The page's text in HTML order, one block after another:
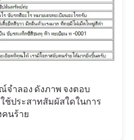
จำลอง ดังภาพ จงตอบ
ช้ประสาทสัมผัสใดในการ
นร้าย